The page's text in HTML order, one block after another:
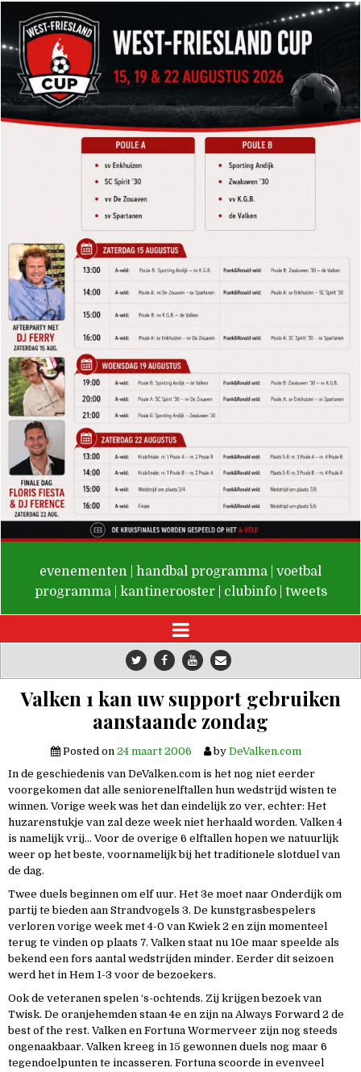
De Valken
evenementen handbal programma
voetbal
programma
kantinerooster clubinfo tweets
Valken 1 kan uw support gebruiken
aanstaande zondag
Posted on 24 maart 2006 by DeValken.com
In de geschiedenis van DeValken.com is het nog niet eerder
voorgekomen dat alle seniorenelftallen hun wedstrijd wisten te
winnen. Vorige week was het dan eindelijk zo ver, echter: Het
huzarenstukje van zal deze week niet herhaald worden. Valken 4
is namelijk vrij… Voor de overige 6 elftallen hopen we natuurlijk
weer op het beste, voornamelijk bij het traditionele slotduel van
de dag.
Twee duels beginnen om elf uur. Het 3e moet naar Onderdijk om
partij te bieden aan Strandvogels 3. De kunstgrasbespelers
verloren vorige week met 4-0 van Kwiek 2 en zijn momenteel
terug te vinden op plaats 7. Valken staat nu 10e maar speelde als
bekend een fors aantal wedstrijden minder. Eerder dit seizoen
werd het in Hem 1-3 voor de bezoekers.
Ook de veteranen spelen ‘s-ochtends. Zij krijgen bezoek van
Twisk. De oranjehemden staan 4e en zijn na Always Forward 2 de
best of the rest. Valken en Fortuna Wormerveer zijn nog steeds
ongenaakbaar. Valken kreeg in 15 gewonnen duels nog maar 6
tegendoelpunten te incasseren. Fortuna scoorde in evenveel